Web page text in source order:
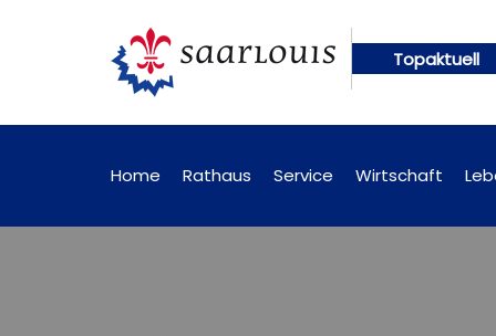
Topaktuell
künftig online abrufbar Öffentliche
Home Rathaus Service Wirtschaft